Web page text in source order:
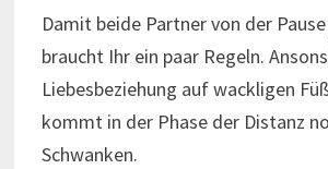
Damit beide Partner von der
braucht Ihr ein paar Regeln.
Liebesbeziehung auf wackligen
kommt in der Phase der Distanz
Schwanken.